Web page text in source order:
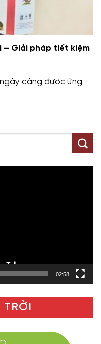
– Giải pháp tiết kiệm
càng được ứng
02:58